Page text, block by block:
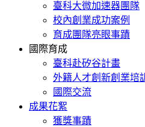
臺科大微加速器團隊
校內創業成功案例
育成團隊亮眼事蹟
國際育成
臺科赴矽谷計畫
外籍人才創新創業培
國際交流
成果花絮
獲獎事蹟